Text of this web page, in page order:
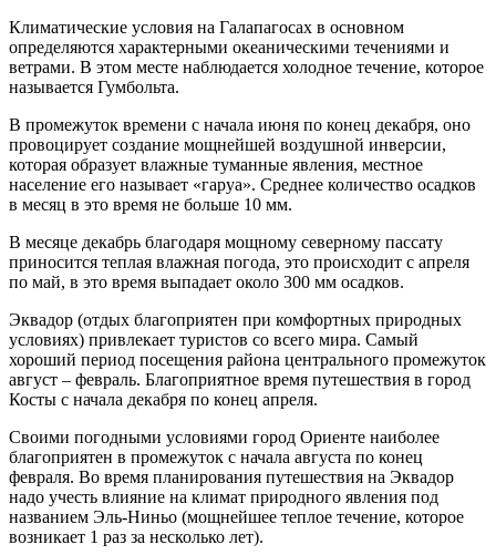
Климатические условия на Галапагосах в основном
определяются характерными океаническими течениями и
ветрами. В этом месте наблюдается холодное течение, которое
называется Гумбольта.
В промежуток времени с начала июня по конец декабря, оно
провоцирует создание мощнейшей воздушной инверсии,
которая образует влажные туманные явления, местное
население его называет «гаруа». Среднее количество осадков
в месяц в это время не больше 10 мм.
В месяце декабрь благодаря мощному северному пассату
приносится теплая влажная погода, это происходит с апреля
по май, в это время выпадает около 300 мм осадков.
Эквадор (отдых благоприятен при комфортных природных
условиях) привлекает туристов со всего мира. Самый
хороший период посещения района центрального промежуток
август – февраль. Благоприятное время путешествия в город
Косты с начала декабря по конец апреля.
Своими погодными условиями город Ориенте наиболее
благоприятен в промежуток с начала августа по конец
февраля. Во время планирования путешествия на Эквадор
надо учесть влияние на климат природного явления под
названием Эль-Ниньо (мощнейшее теплое течение, которое
возникает 1 раз за несколько лет).